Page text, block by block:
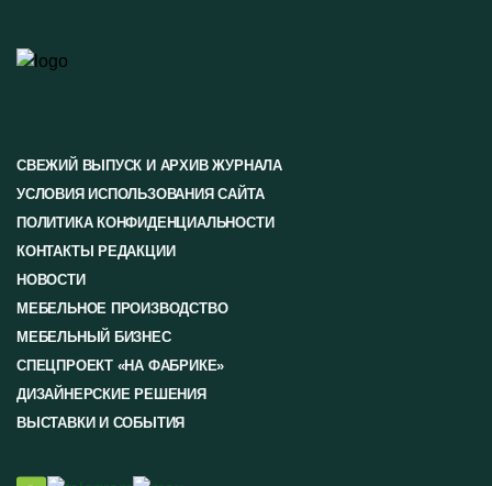
СВЕЖИЙ ВЫПУСК И АРХИВ ЖУРНАЛА
УСЛОВИЯ ИСПОЛЬЗОВАНИЯ САЙТА
ПОЛИТИКА КОНФИДЕНЦИАЛЬНОСТИ
КОНТАКТЫ РЕДАКЦИИ
НОВОСТИ
МЕБЕЛЬНОЕ ПРОИЗВОДСТВО
МЕБЕЛЬНЫЙ БИЗНЕС
СПЕЦПРОЕКТ «НА ФАБРИКЕ»
ДИЗАЙНЕРСКИЕ РЕШЕНИЯ
ВЫСТАВКИ И СОБЫТИЯ